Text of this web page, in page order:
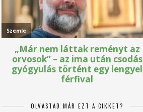
OLVASTAD MÁR EZT A CIKKET?